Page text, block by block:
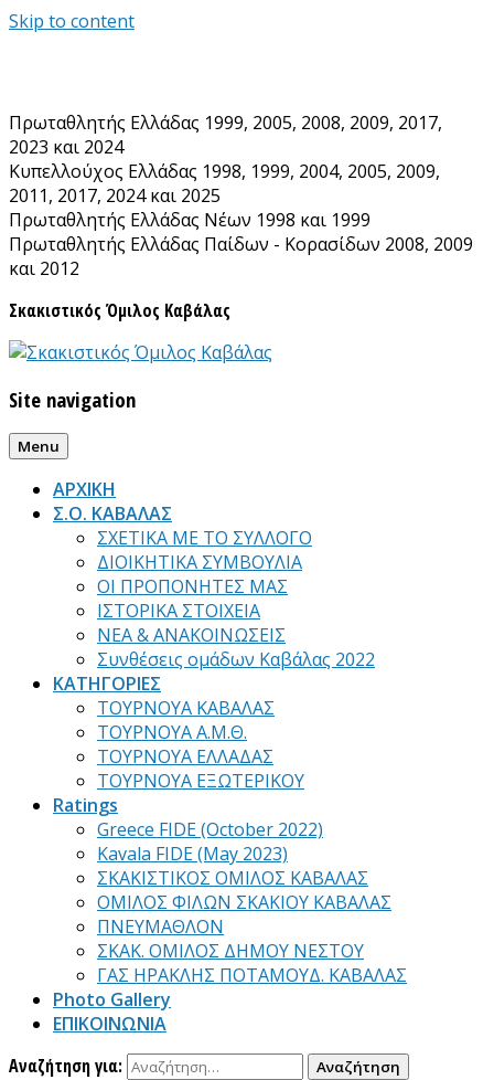
Skip to content
Πρωταθλητής Ελλάδας 1999, 2005, 2008, 2009, 2017,
2023 και 2024
Κυπελλούχος Ελλάδας 1998, 1999, 2004, 2005, 2009,
2011, 2017, 2024 και 2025
Πρωταθλητής Ελλάδας Νέων 1998 και 1999
Πρωταθλητής Ελλάδας Παίδων - Κορασίδων 2008, 2009
και 2012
Σκακιστικός Όμιλος Καβάλας
Site navigation
Menu
ΑΡΧΙΚΗ
Σ.Ο. ΚΑΒΑΛΑΣ
ΣΧΕΤΙΚΑ ΜΕ ΤΟ ΣΥΛΛΟΓΟ
ΔΙΟΙΚΗΤΙΚΑ ΣΥΜΒΟΥΛΙΑ
ΟΙ ΠΡΟΠΟΝΗΤΕΣ ΜΑΣ
ΙΣΤΟΡΙΚΑ ΣΤΟΙΧΕΙΑ
ΝΕΑ & ΑΝΑΚΟΙΝΩΣΕΙΣ
Συνθέσεις ομάδων Καβάλας 2022
ΚΑΤΗΓΟΡΙΕΣ
ΤΟΥΡΝΟΥΑ ΚΑΒΑΛΑΣ
ΤΟΥΡΝΟΥΑ Α.Μ.Θ.
ΤΟΥΡΝΟΥΑ ΕΛΛΑΔΑΣ
ΤΟΥΡΝΟΥΑ ΕΞΩΤΕΡΙΚΟΥ
Ratings
Greece FIDE (October 2022)
Kavala FIDE (May 2023)
ΣΚΑΚΙΣΤΙΚΟΣ ΟΜΙΛΟΣ ΚΑΒΑΛΑΣ
ΟΜΙΛΟΣ ΦΙΛΩΝ ΣΚΑΚΙΟΥ ΚΑΒΑΛΑΣ
ΠΝΕΥΜΑΘΛΟΝ
ΣΚΑΚ. ΟΜΙΛΟΣ ΔΗΜΟΥ ΝΕΣΤΟΥ
ΓΑΣ ΗΡΑΚΛΗΣ ΠΟΤΑΜΟΥΔ. ΚΑΒΑΛΑΣ
Photo Gallery
ΕΠΙΚΟΙΝΩΝΙΑ
Αναζήτηση για: